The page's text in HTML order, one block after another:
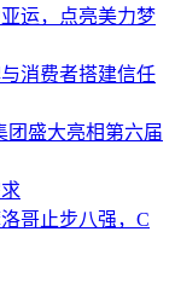
运，点亮美力梦
消费者搭建信任
盛大亮相第六届
哥止步八强，C